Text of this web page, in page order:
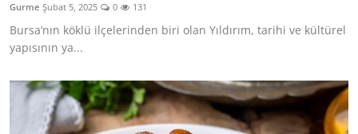
Gurme Şubat 5, 2025 0 131
Bursa’nın köklü ilçelerinden biri olan Yıldırım, tarihi ve kültürel
yapısının ya...